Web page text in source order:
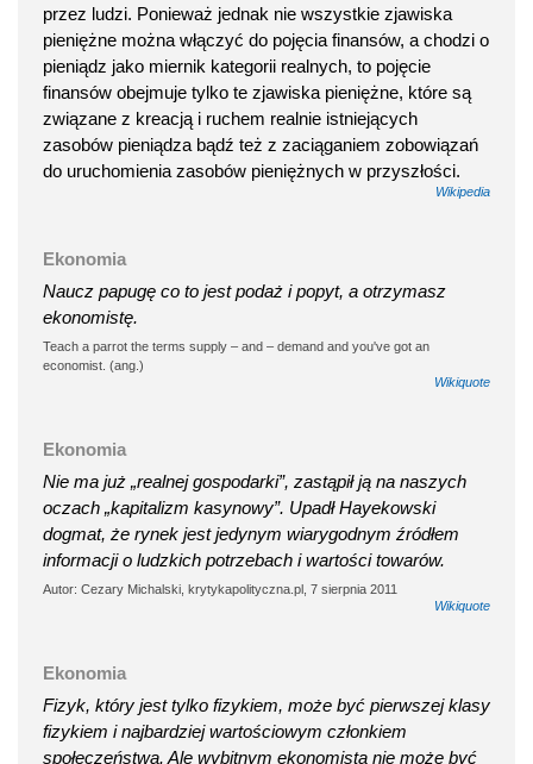
przez ludzi. Ponieważ jednak nie wszystkie zjawiska
pieniężne można włączyć do pojęcia finansów, a chodzi o
pieniądz jako miernik kategorii realnych, to pojęcie
finansów obejmuje tylko te zjawiska pieniężne, które są
związane z kreacją i ruchem realnie istniejących
zasobów pieniądza bądź też z zaciąganiem zobowiązań
do uruchomienia zasobów pieniężnych w przyszłości.
Wikipedia
Ekonomia
Naucz papugę co to jest podaż i popyt, a otrzymasz
ekonomistę.
Teach a parrot the terms supply – and – demand and you've got an
economist. (ang.)
Wikiquote
Ekonomia
Nie ma już „realnej gospodarki”, zastąpił ją na naszych
oczach „kapitalizm kasynowy”. Upadł Hayekowski
dogmat, że rynek jest jedynym wiarygodnym źródłem
informacji o ludzkich potrzebach i wartości towarów.
Autor: Cezary Michalski, krytykapolityczna.pl, 7 sierpnia 2011
Wikiquote
Ekonomia
Fizyk, który jest tylko fizykiem, może być pierwszej klasy
fizykiem i najbardziej wartościowym członkiem
społeczeństwa. Ale wybitnym ekonomistą nie może być